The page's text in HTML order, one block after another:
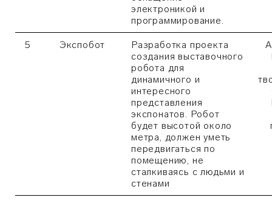
электроникой и
программирование.
5 Экспобот
Разработка проекта
создания выставочного
робота для
динамичного и
интересного
представления
экспонатов. Робот
будет высотой около
метра, должен уметь
передвигаться по
помещению, не
сталкиваясь с людьми и
стенами